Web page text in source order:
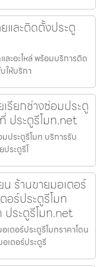
และติดตั้งประตู
ะอะไหล่ พร้อมบริการติด
ให้บริกา
รียกช่างซ่อมประตู
ประตูรีโมท.net
ประตูรีโมท บริการรับ
ระตูรีโ
ร้านขายมอเตอร์
อร์ประตูรีโมท
ประตูรีโมท.net
เตอร์ประตูรีโมทราคาโดน
เตอร์ประตูรี